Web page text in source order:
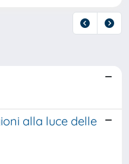
alla luce delle